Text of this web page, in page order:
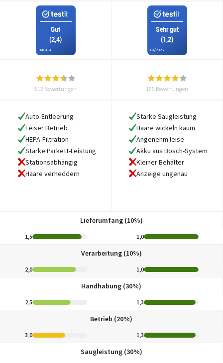
Gut
(2,4)
04/2026
Sehr gut
(1,2)
04/2026
512 Bewertungen 166 Bewertungen
Auto-Entleerung
Leiser Betrieb
HEPA-Filtration
Starke Parkett-Leistung
Stationsabhängig
Haare verheddern
Starke Saugleistung
Haare wickeln kaum
Angenehm leise
Akku aus Bosch-System
Kleiner Behälter
Anzeige ungenau
Lieferumfang (10%)
1,5 1,0
Verarbeitung (10%)
2,0 1,0
Handhabung (30%)
2,5 1,3
Betrieb (20%)
3,0 1,3
Saugleistung (30%)